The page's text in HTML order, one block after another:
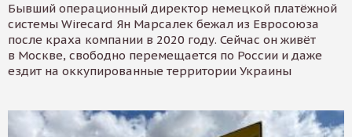
Бывший операционный директор немецкой платёжной
системы Wirecard Ян Марсалек бежал из Евросоюза
после краха компании в 2020 году. Сейчас он живёт
в Москве, свободно перемещается по России и даже
ездит на оккупированные территории Украины